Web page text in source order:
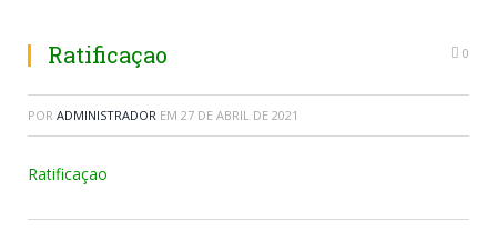
Ratificaçao 0
POR ADMINISTRADOR EM 27 DE ABRIL DE 2021
Ratificaçao